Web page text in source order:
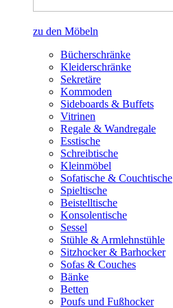
zu den Möbeln
Bücherschränke
Kleiderschränke
Sekretäre
Kommoden
Sideboards & Buffets
Vitrinen
Regale & Wandregale
Esstische
Schreibtische
Kleinmöbel
Sofatische & Couchtische
Spieltische
Beistelltische
Konsolentische
Sessel
Stühle & Armlehnstühle
Sitzhocker & Barhocker
Sofas & Couches
Bänke
Betten
Poufs und Fußhocker